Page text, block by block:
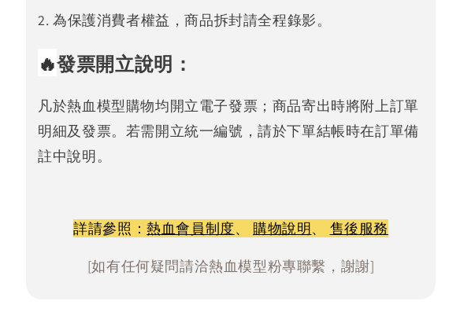
2. 為保護消費者權益，商品拆封請全程錄影。
🔥發票開立說明：
凡於熱血模型購物均開立電子發票；商品寄出時將附上訂單
明細及發票。若需開立統一編號，請於下單結帳時在訂單備
註中說明。
詳請參照：熱血會員制度、 購物說明、 售後服務
[如有任何疑問請洽熱血模型粉專聯繫，謝謝]